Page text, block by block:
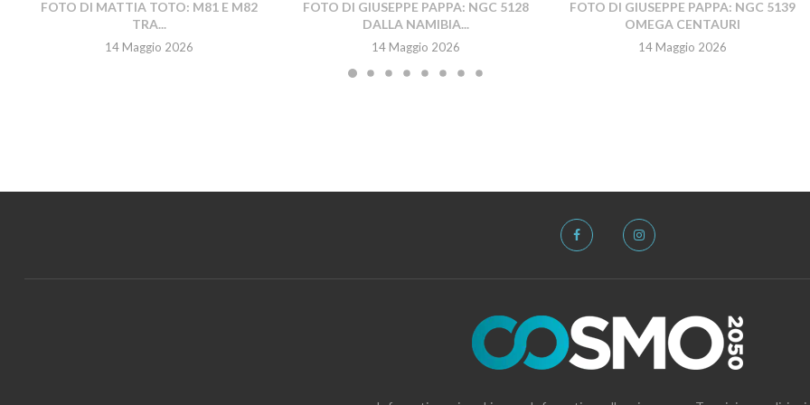
FOTO DI MATTIA TOTO: M81 E M82
TRA...
14 Maggio 2026
FOTO DI GIUSEPPE PAPPA: NGC 5128
DALLA NAMIBIA...
14 Maggio 2026
FOTO DI GIUSEPPE PAPPA: NGC 5139
OMEGA CENTAURI
14 Maggio 2026